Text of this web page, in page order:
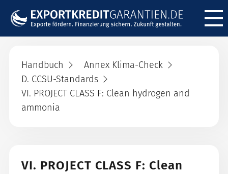
Handbuch
Annex Klima-Check
D. CCSU-Standards
VI. PROJECT CLASS F: Clean hydrogen and
ammonia
VI. PROJECT CLASS F: Clean